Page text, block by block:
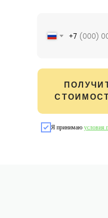
+7
Я принимаю условия